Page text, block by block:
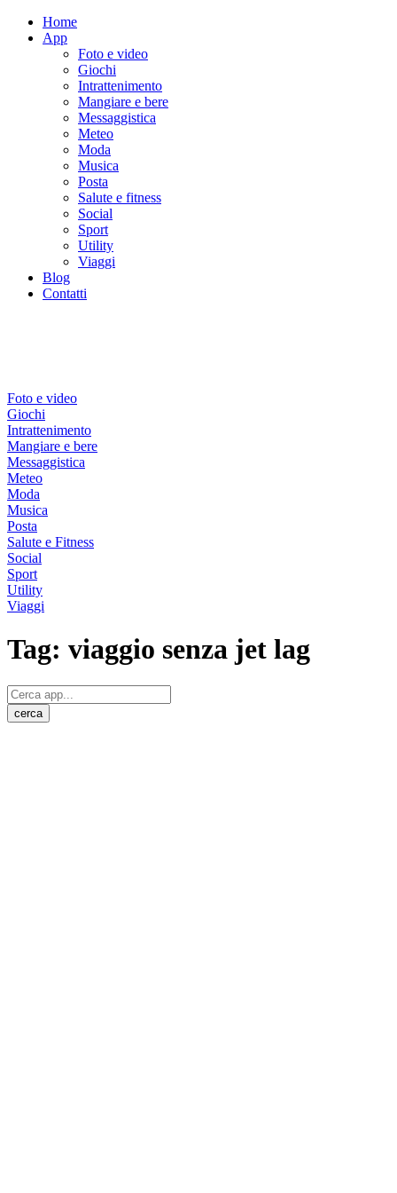
Home
App
Foto e video
Giochi
Intrattenimento
Mangiare e bere
Messaggistica
Meteo
Moda
Musica
Posta
Salute e fitness
Social
Sport
Utility
Viaggi
Blog
Contatti
Foto e video
Giochi
Intrattenimento
Mangiare e bere
Messaggistica
Meteo
Moda
Musica
Posta
Salute e Fitness
Social
Sport
Utility
Viaggi
Tag: viaggio senza jet lag